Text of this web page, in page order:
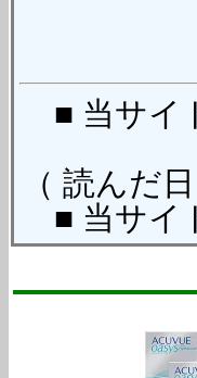
■ 当サイ
（ 読んだ
■ 当サイ